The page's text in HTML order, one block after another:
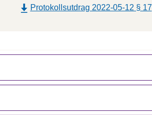
Protokollsutdrag 2022-05-12 § 17